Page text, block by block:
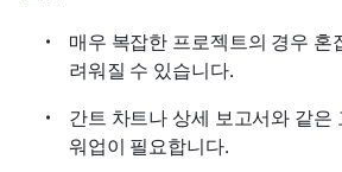
매우 복잡한 프로젝트의 경우 혼
려워질 수 있습니다.
간트 차트나 상세 보고서와 같은
워업이 필요합니다.